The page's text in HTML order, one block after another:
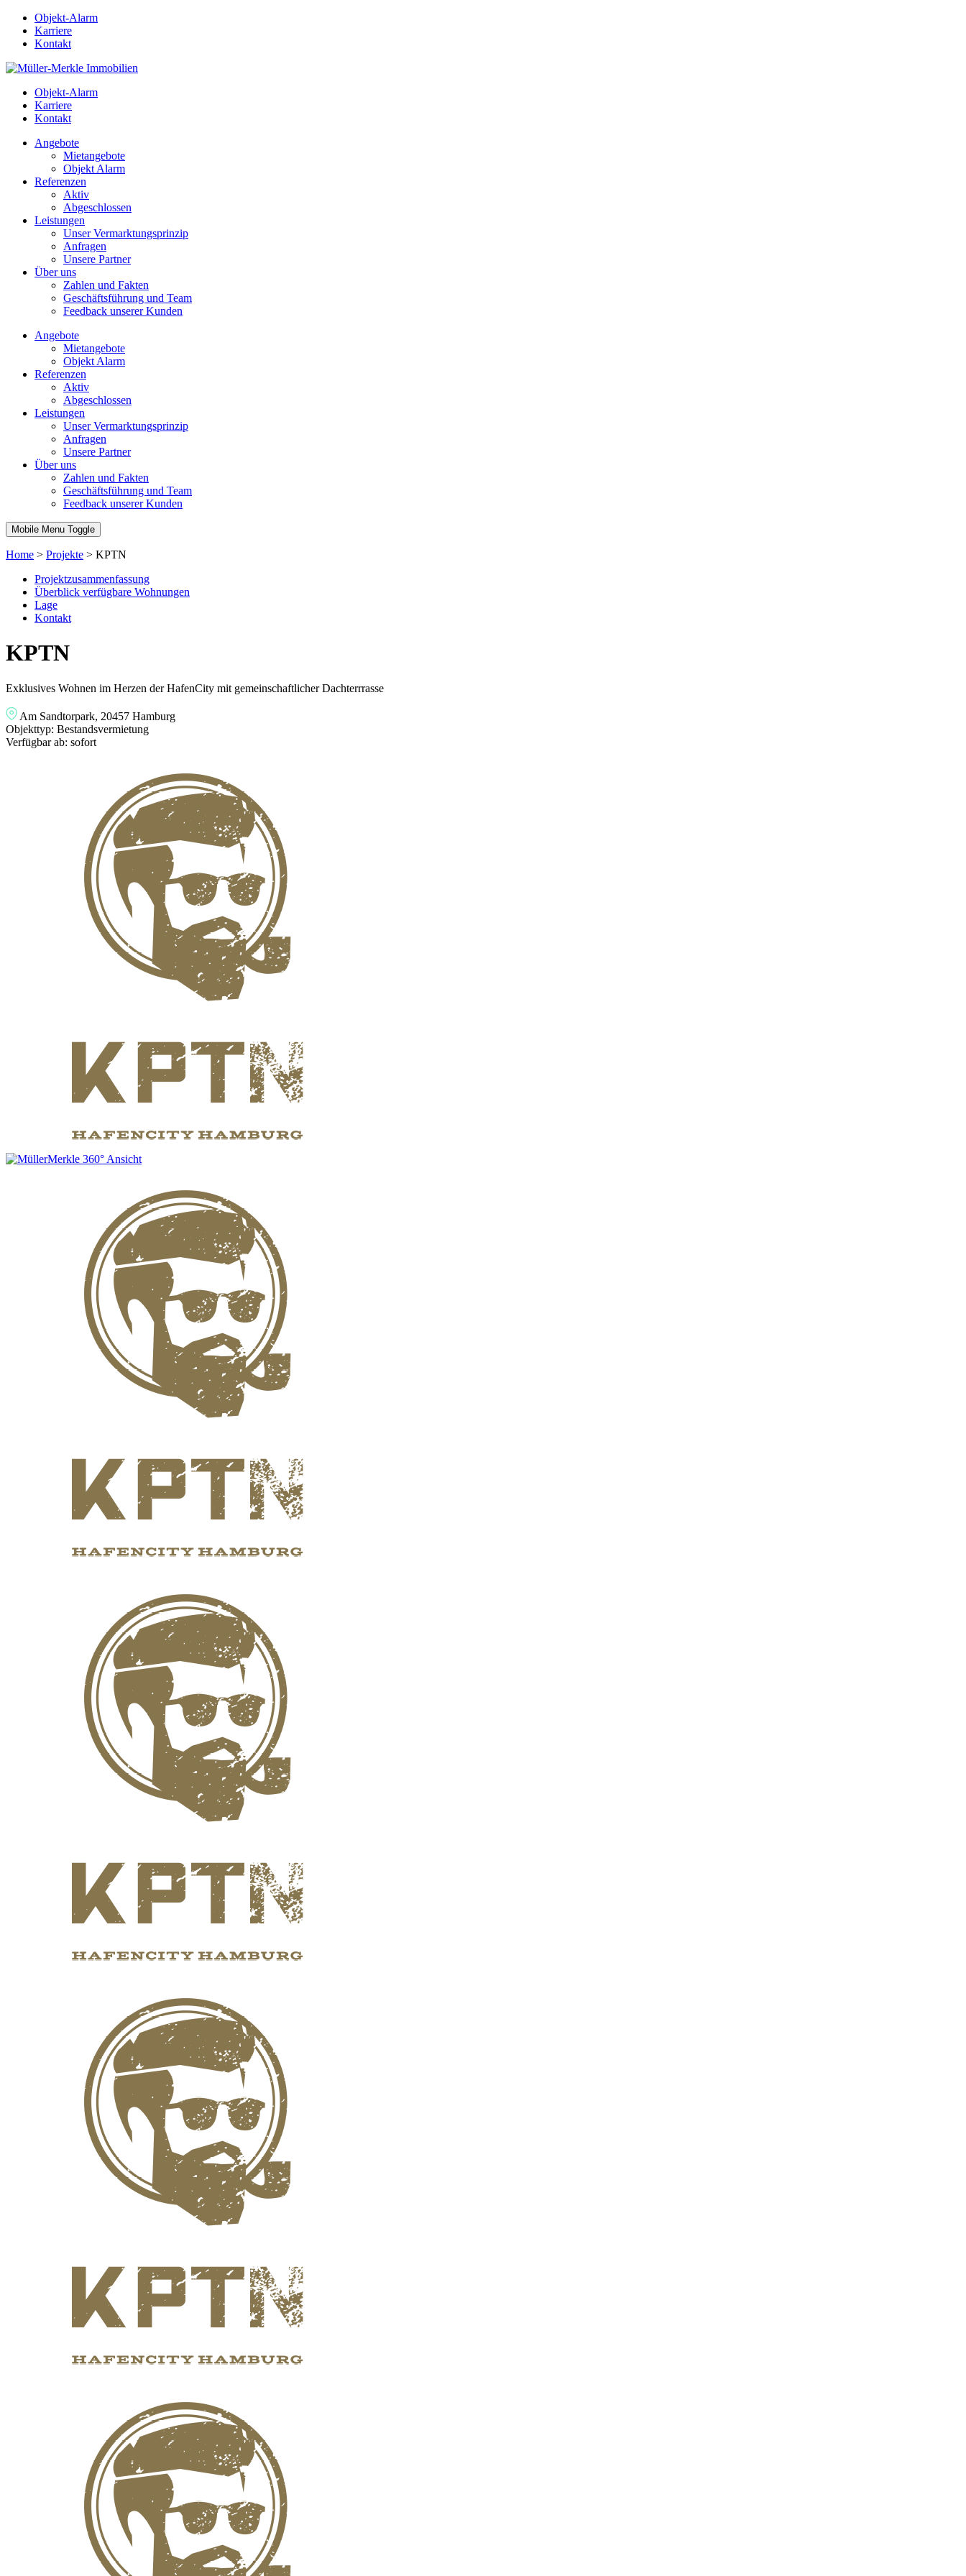
Objekt-Alarm
Karriere
Kontakt
Objekt-Alarm
Karriere
Kontakt
Angebote
Mietangebote
Objekt Alarm
Referenzen
Aktiv
Abgeschlossen
Leistungen
Unser Vermarktungsprinzip
Anfragen
Unsere Partner
Über uns
Zahlen und Fakten
Geschäftsführung und Team
Feedback unserer Kunden
Angebote
Mietangebote
Objekt Alarm
Referenzen
Aktiv
Abgeschlossen
Leistungen
Unser Vermarktungsprinzip
Anfragen
Unsere Partner
Über uns
Zahlen und Fakten
Geschäftsführung und Team
Feedback unserer Kunden
Mobile Menu Toggle
Home > Projekte > KPTN
Projektzusammenfassung
Überblick verfügbare Wohnungen
Lage
Kontakt
KPTN
Exklusives Wohnen im Herzen der HafenCity mit gemeinschaftlicher Dachterrrasse
Am Sandtorpark, 20457 Hamburg
Objekttyp: Bestandsvermietung
Verfügbar ab: sofort